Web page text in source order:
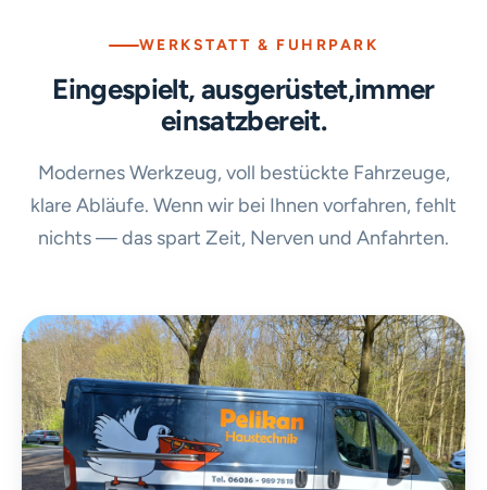
WERKSTATT & FUHRPARK
Eingespielt, ausgerüstet,immer
einsatzbereit.
Modernes Werkzeug, voll bestückte Fahrzeuge,
klare Abläufe. Wenn wir bei Ihnen vorfahren, fehlt
nichts — das spart Zeit, Nerven und Anfahrten.